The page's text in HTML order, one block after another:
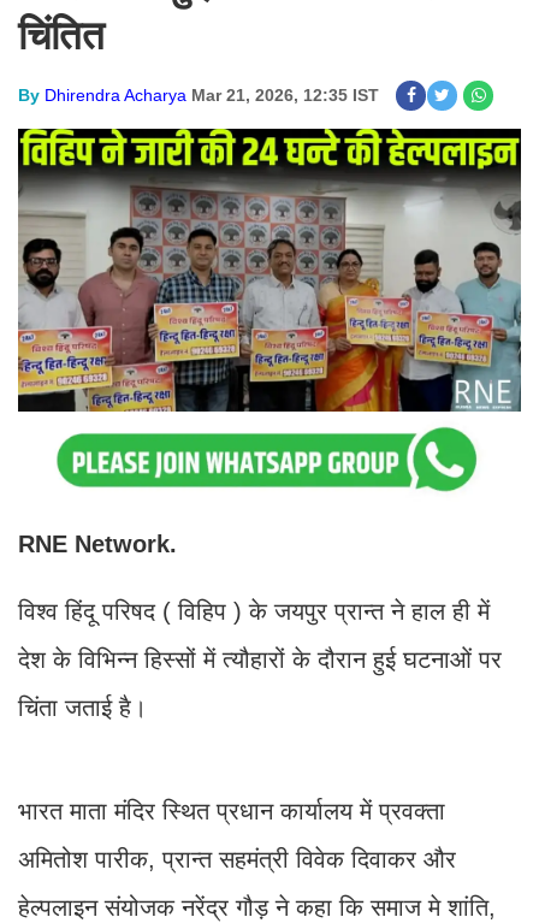
चिंतित
By Dhirendra Acharya Mar 21, 2026, 12:35 IST
RNE Network.
विश्व हिंदू परिषद ( विहिप ) के जयपुर प्रान्त ने हाल ही में
देश के विभिन्न हिस्सों में त्यौहारों के दौरान हुई घटनाओं पर
चिंता जताई है।
भारत माता मंदिर स्थित प्रधान कार्यालय में प्रवक्ता
अमितोश पारीक, प्रान्त सहमंत्री विवेक दिवाकर और
हेल्पलाइन संयोजक नरेंद्र गौड़ ने कहा कि समाज मे शांति,